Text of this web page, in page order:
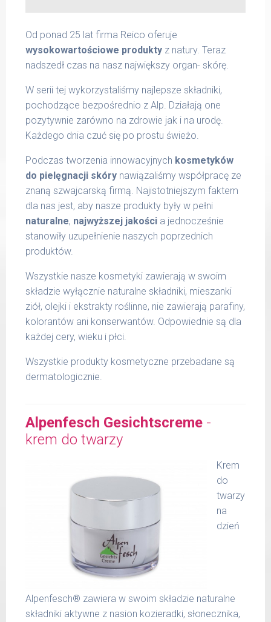
Od ponad 25 lat firma Reico oferuje
wysokowartościowe produkty z natury. Teraz
nadszedł czas na nasz największy organ- skórę.
W serii tej wykorzystaliśmy najlepsze składniki,
pochodzące bezpośrednio z Alp. Działają one
pozytywnie zarówno na zdrowie jak i na urodę.
Każdego dnia czuć się po prostu świeżo.
Podczas tworzenia innowacyjnych kosmetyków
do pielęgnacji skóry nawiązaliśmy współpracę ze
znaną szwajcarską firmą. Najistotniejszym faktem
dla nas jest, aby nasze produkty były w pełni
naturalne, najwyższej jakości a jednocześnie
stanowiły uzupełnienie naszych poprzednich
produktów.
Wszystkie nasze kosmetyki zawierają w swoim
składzie wyłącznie naturalne składniki, mieszanki
ziół, olejki i ekstrakty roślinne, nie zawierają parafiny,
kolorantów ani konserwantów. Odpowiednie są dla
każdej cery, wieku i płci.
Wszystkie produkty kosmetyczne przebadane są
dermatologicznie.
Alpenfesch Gesichtscreme -
krem do twarzy
Krem
do
twarzy
na
dzień
Alpenfesch® zawiera w swoim składzie naturalne
składniki aktywne z nasion kozieradki, słonecznika,